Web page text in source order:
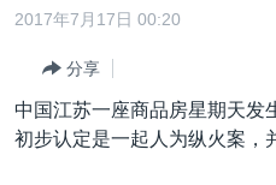
内
转
到
港澳
国际
最新国际新闻
分类新闻
2017年7月17日 00:20
分享
中国江苏一座商品房星期天发
初步认定是一起人为纵火案，